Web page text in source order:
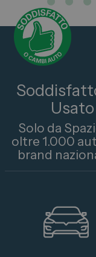
Usato
Solo da
oltre 1.000
brand